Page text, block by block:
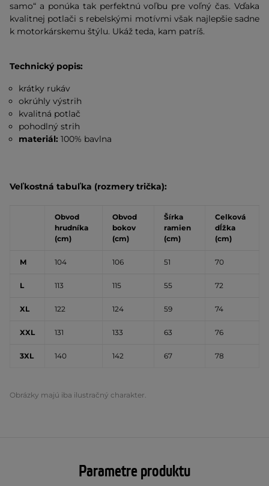
samo“ a ponúka tak perfektnú voľbu pre voľný čas. Vďaka
kvalitnej potlači s rebelskými motívmi však najlepšie sadne
k motorkárskemu štýlu. Ukáž teda, kam patríš.
Technický popis:
krátky rukáv
okrúhly výstrih
kvalitná potlač
pohodlný strih
materiál: 100% bavlna
Veľkostná tabuľka (rozmery trička):
Obvod
hrudníka
(cm)
Obvod
bokov
(cm)
Šírka
ramien
(cm)
Celková
dĺžka
(cm)
M 104 106 51 70
L 113 115 55 72
XL 122 124 59 74
XXL 131 133 63 76
3XL 140 142 67 78
Obrázky majú iba ilustračný charakter.
Parametre produktu